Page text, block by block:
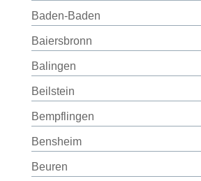
Baden-Baden
Baiersbronn
Balingen
Beilstein
Bempflingen
Bensheim
Beuren